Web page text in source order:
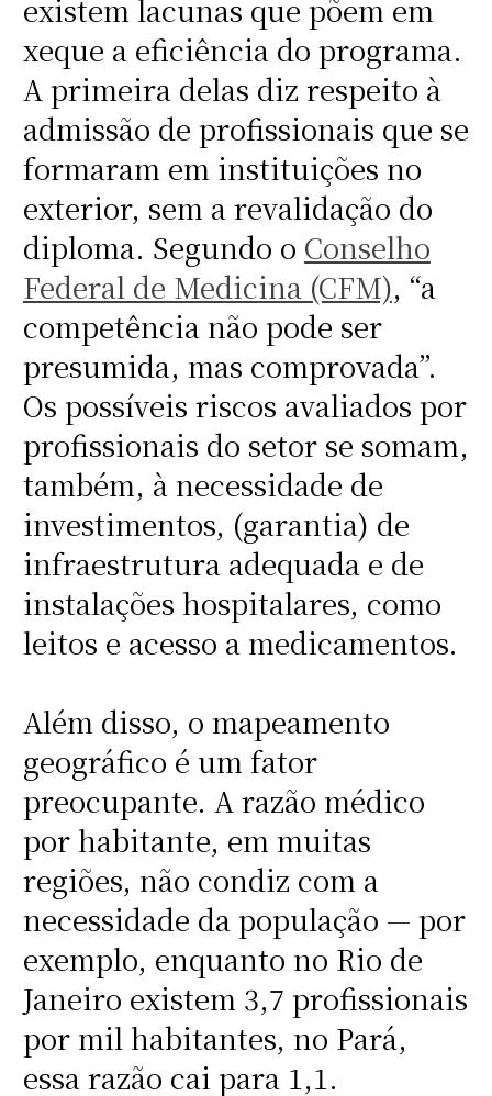
existem lacunas que põem em
xeque a eficiência do programa.
A primeira delas diz respeito à
admissão de profissionais que se
formaram em instituições no
exterior, sem a revalidação do
diploma. Segundo o Conselho
Federal de Medicina (CFM), “a
competência não pode ser
presumida, mas comprovada”.
Os possíveis riscos avaliados por
profissionais do setor se somam,
também, à necessidade de
investimentos, (garantia) de
infraestrutura adequada e de
instalações hospitalares, como
leitos e acesso a medicamentos.
Além disso, o mapeamento
geográfico é um fator
preocupante. A razão médico
por habitante, em muitas
regiões, não condiz com a
necessidade da população — por
exemplo, enquanto no Rio de
Janeiro existem 3,7 profissionais
por mil habitantes, no Pará,
essa razão cai para 1,1.